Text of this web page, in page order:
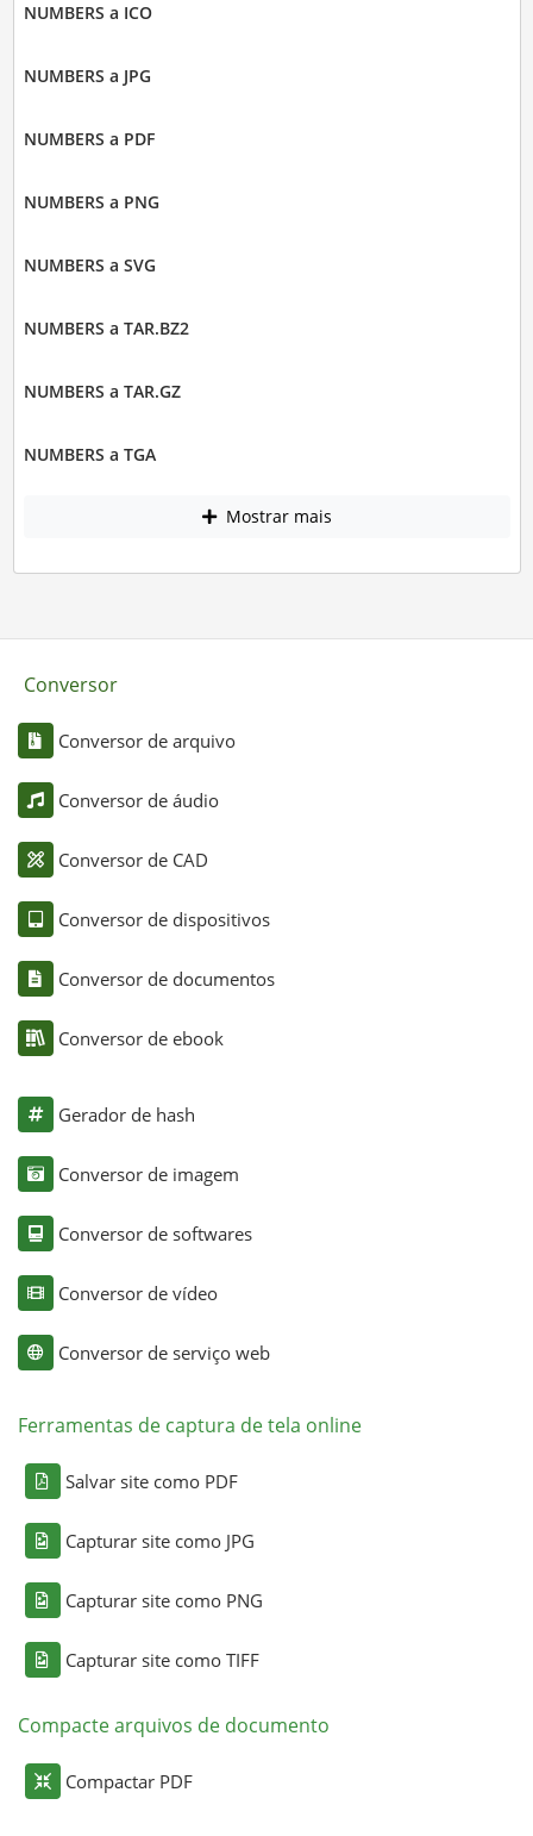
NUMBERS a ICO
NUMBERS a JPG
NUMBERS a PDF
NUMBERS a PNG
NUMBERS a SVG
NUMBERS a TAR.BZ2
NUMBERS a TAR.GZ
NUMBERS a TGA
Mostrar mais
Conversor
Conversor de arquivo
Conversor de áudio
Conversor de CAD
Conversor de dispositivos
Conversor de documentos
Conversor de ebook
Gerador de hash
Conversor de imagem
Conversor de softwares
Conversor de vídeo
Conversor de serviço web
Ferramentas de captura de tela online
Salvar site como PDF
Capturar site como JPG
Capturar site como PNG
Capturar site como TIFF
Compacte arquivos de documento
Compactar PDF